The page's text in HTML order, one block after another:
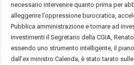
necessario intervenire quanto prima per
alleggerire l’oppressione burocratica,
Pubblica amministrazione e tornare ad
investimenti il Segretario della CGIA,
essendo uno strumento intelligente, il
dall’ex ministro Calenda, è stato tarato